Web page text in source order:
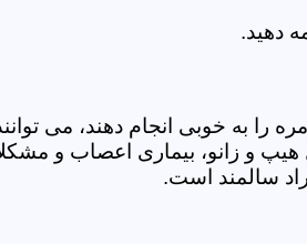
دهید.
به خوبی انجام دهند، می
و زانو، بیماری اعصاب و
سالمند است.